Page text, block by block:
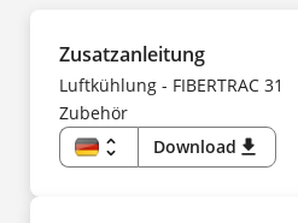
Zusatzanleitung
Luftkühlung - FIBERTRAC 31
Zubehör
unfold_more
DE
Download download